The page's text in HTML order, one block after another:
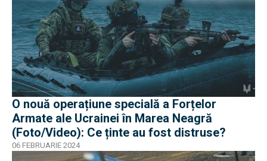
O nouă operațiune specială a Forțelor
Armate ale Ucrainei în Marea Neagră
(Foto/Video): Ce ținte au fost distruse?
06 FEBRUARIE 2024